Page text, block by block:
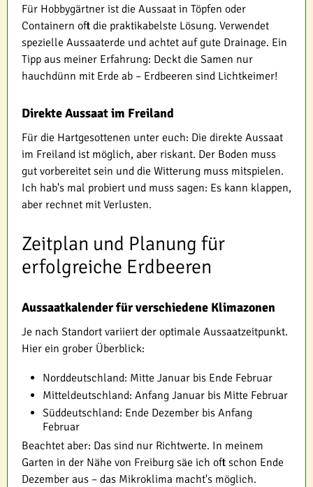
Für Hobbygärtner ist die Aussaat in Töpfen oder
Containern oft die praktikabelste Lösung. Verwendet
spezielle Aussaaterde und achtet auf gute Drainage. Ein
Tipp aus meiner Erfahrung: Deckt die Samen nur
hauchdünn mit Erde ab – Erdbeeren sind Lichtkeimer!
Direkte Aussaat im Freiland
Für die Hartgesottenen unter euch: Die direkte Aussaat
im Freiland ist möglich, aber riskant. Der Boden muss
gut vorbereitet sein und die Witterung muss mitspielen.
Ich hab's mal probiert und muss sagen: Es kann klappen,
aber rechnet mit Verlusten.
Zeitplan und Planung für
erfolgreiche Erdbeeren
Aussaatkalender für verschiedene Klimazonen
Je nach Standort variiert der optimale Aussaatzeitpunkt.
Hier ein grober Überblick:
Norddeutschland: Mitte Januar bis Ende Februar
Mitteldeutschland: Anfang Januar bis Mitte Februar
Süddeutschland: Ende Dezember bis Anfang
Februar
Beachtet aber: Das sind nur Richtwerte. In meinem
Garten in der Nähe von Freiburg säe ich oft schon Ende
Dezember aus – das Mikroklima macht's möglich.